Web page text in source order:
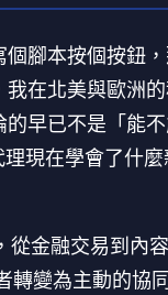
腳本按個按鈕
在北美與歐洲
早已不是「能
現在學會了什
從金融交易到內
轉變為主動的協